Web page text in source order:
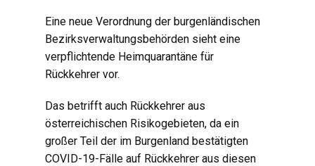
Eine neue Verordnung der burgenländischen
Bezirksverwaltungsbehörden sieht eine
verpflichtende Heimquarantäne für
Rückkehrer vor.
Das betrifft auch Rückkehrer aus
österreichischen Risikogebieten, da ein
großer Teil der im Burgenland bestätigten
COVID-19-Fälle auf Rückkehrer aus diesen